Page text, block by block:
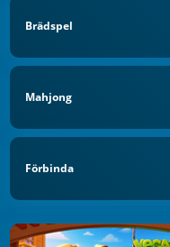
Brädspel
Mahjong
Förbinda